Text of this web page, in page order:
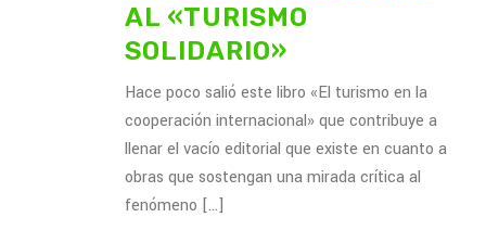
AL «TURISMO
SOLIDARIO»
Hace poco salió este libro «El turismo en la
cooperación internacional» que contribuye a
llenar el vacío editorial que existe en cuanto a
obras que sostengan una mirada crítica al
fenómeno [...]